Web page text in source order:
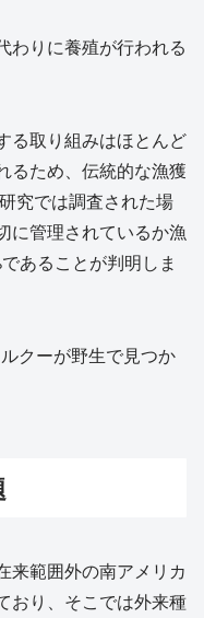
わりに養殖が行われる
る取り組みはほとんど
るため、伝統的な漁獲
究では調査された場
に管理されているか漁
あることが判明しま
クーが野生で見つか
来範囲外の南アメリカ
おり、そこでは外来種